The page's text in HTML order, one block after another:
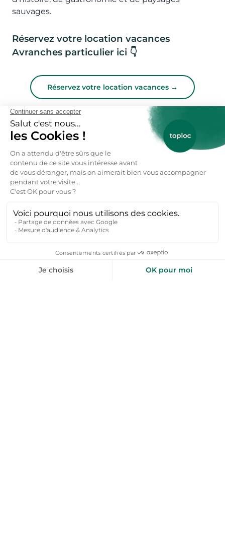
sauvages.
Réservez votre location vacances
Avranches particulier ici 👇
Réservez votre location vacances →
FAQs : Location Vacances
Avranches dès 52€ / nuitée
Avranches ?
Le prix d'une location vacances à Avranches commence
pouvant accueillir 2 à 4 personnes. En haute saison
(juillet-août) ou lors d'événements locaux, les tarifs